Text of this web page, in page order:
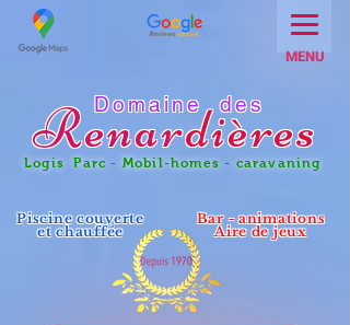
MENU
Domaine des
Renardières
Parc - Mobil-homes - caravaning
Piscine couverte
et chauffée
Bar - animations
Aire de jeux